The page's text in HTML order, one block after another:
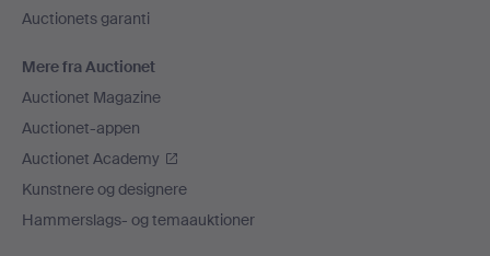
Auctionets garanti
Mere fra Auctionet
Auctionet Magazine
Auctionet-appen
Auctionet Academy
Kunstnere og designere
Hammerslags- og temaauktioner